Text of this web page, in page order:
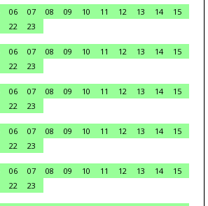
06 07 08 09 10 11 12 13 14
15
22
23
06 07 08 09 10 11 12 13 14
15
22
23
06 07 08 09 10 11 12 13 14
15
22
23
06 07 08 09 10 11 12 13 14
15
22
23
06 07 08 09 10 11 12 13 14
15
22
23